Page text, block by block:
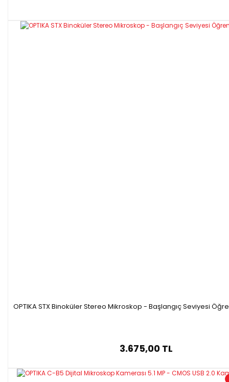
OPTIKA STX Binoküler Stereo Mikroskop - Başlangıç Seviyesi
3.675,00 TL